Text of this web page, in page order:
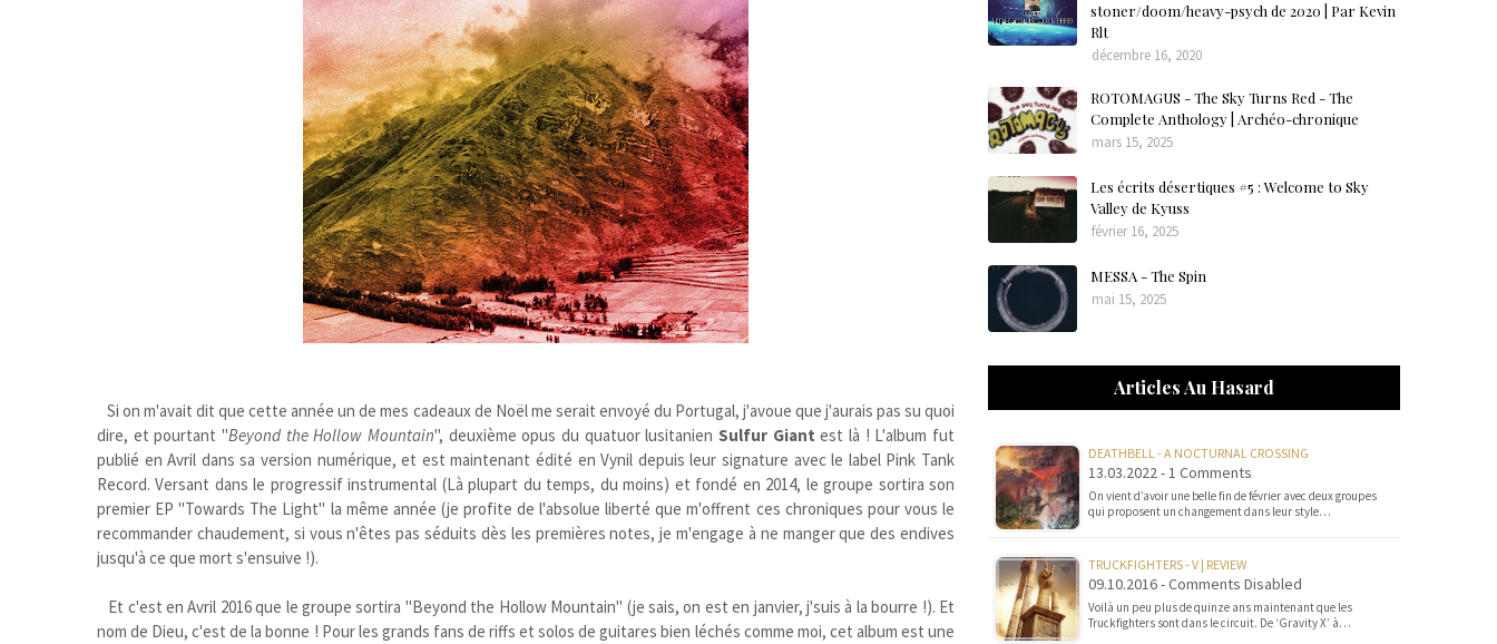
Si on m'avait dit que cette année un de mes cadeaux de Noël me serait envoyé du Portugal, j'avoue que j'aurais pas su quoi
dire, et pourtant "Beyond the Hollow Mountain", deuxième opus du quatuor lusitanien Sulfur Giantest là ! L'album fut
publié en Avril dans sa version numérique, et est maintenant édité en Vynil depuis leur signature avec le label Pink Tank
Record. Versant dans le progressif instrumental (Là plupart du temps, du moins) et fondé en 2014, le groupe sortira son
premier EP "Towards The Light" la même année (je profite de l'absolue liberté que m'offrent ces chroniques pour vous le
recommander chaudement, si vous n'êtes pas séduits dès les premières notes, je m'engage à ne manger que des endives
jusqu'à ce que mort s'ensuive !).
Et c'est en Avril 2016 que le groupe sortira "Beyond the Hollow Mountain" (je sais, on est en janvier, j'suis à la bourre !). Et
nom de Dieu, c'est de la bonne ! Pour les grands fans de riffs et solos de guitares bien léchés comme moi, cet album est une
stoner/doom/heavy-psych de 2020 | Par Kevin
Rlt
décembre 16, 2020
ROTOMAGUS - The Sky Turns Red - The
Complete Anthology | Archéo-chronique
mars 15, 2025
Les écrits désertiques #5 : Welcome to Sky
Valley de Kyuss
février 16, 2025
MESSA - The Spin
mai 15, 2025
Articles Au Hasard
DEATHBELL - A NOCTURNAL CROSSING
13.03.2022 - 1 Comments
On vient d’avoir une belle fin de février avec deux groupes
qui proposent un changement dans leur style…
TRUCKFIGHTERS - V | REVIEW
09.10.2016 - Comments Disabled
Voilà un peu plus de quinze ans maintenant que les
Truckfighters sont dans le circuit. De ‘Gravity X’ à…